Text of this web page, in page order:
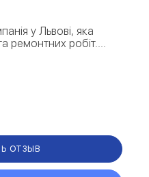
у Львові, яка
ремонтних робіт....
ОТЗЫВ